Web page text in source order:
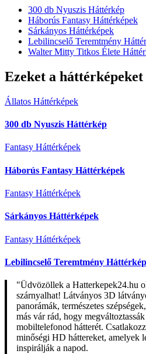
300 db Nyuszis Háttérkép
Háborús Fantasy Háttérképek
Sárkányos Háttérképek
Lebilincselő Teremtmény
Walter Mitty Titkos Élete
Ezeket a háttérképeket
Állatos Háttérképek
300 db Nyuszis Háttérkép
Fantasy Háttérképek
Háborús Fantasy Háttérképek
Fantasy Háttérképek
Sárkányos Háttérképek
Fantasy Háttérképek
Lebilincselő Teremtmény
"Üdvözöllek a Hatterkepek24.hu
szárnyalhat! Látványos 3D
panorámák, természetes
más vár rád, hogy
mobiltelefonod hátterét.
minőségi HD háttereket, amelyek
inspirálják a napod.